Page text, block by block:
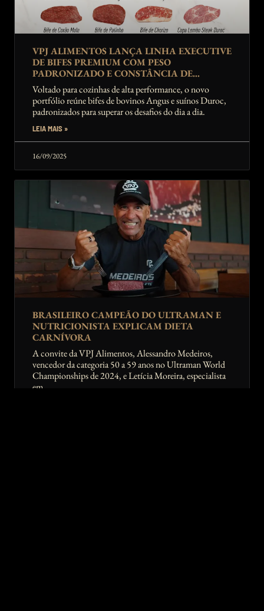
VPJ ALIMENTOS LANÇA LINHA EXECUTIVE
DE BIFES PREMIUM COM PESO
PADRONIZADO E CONSTÂNCIA DE
ENTREGA GARANTIDOS AO FOODSERVICE
365 DIAS DO ANO
Voltado para cozinhas de alta performance, o novo
portfólio reúne bifes de bovinos Angus e suínos Duroc,
padronizados para superar os desafios do dia a dia.
LEIA MAIS »
16/09/2025
BRASILEIRO CAMPEÃO DO ULTRAMAN E
NUTRICIONISTA EXPLICAM DIETA
CARNÍVORA
A convite da VPJ Alimentos, Alessandro Medeiros,
vencedor da categoria 50 a 59 anos no Ultraman World
Championships de 2024, e Letícia Moreira, especialista
em